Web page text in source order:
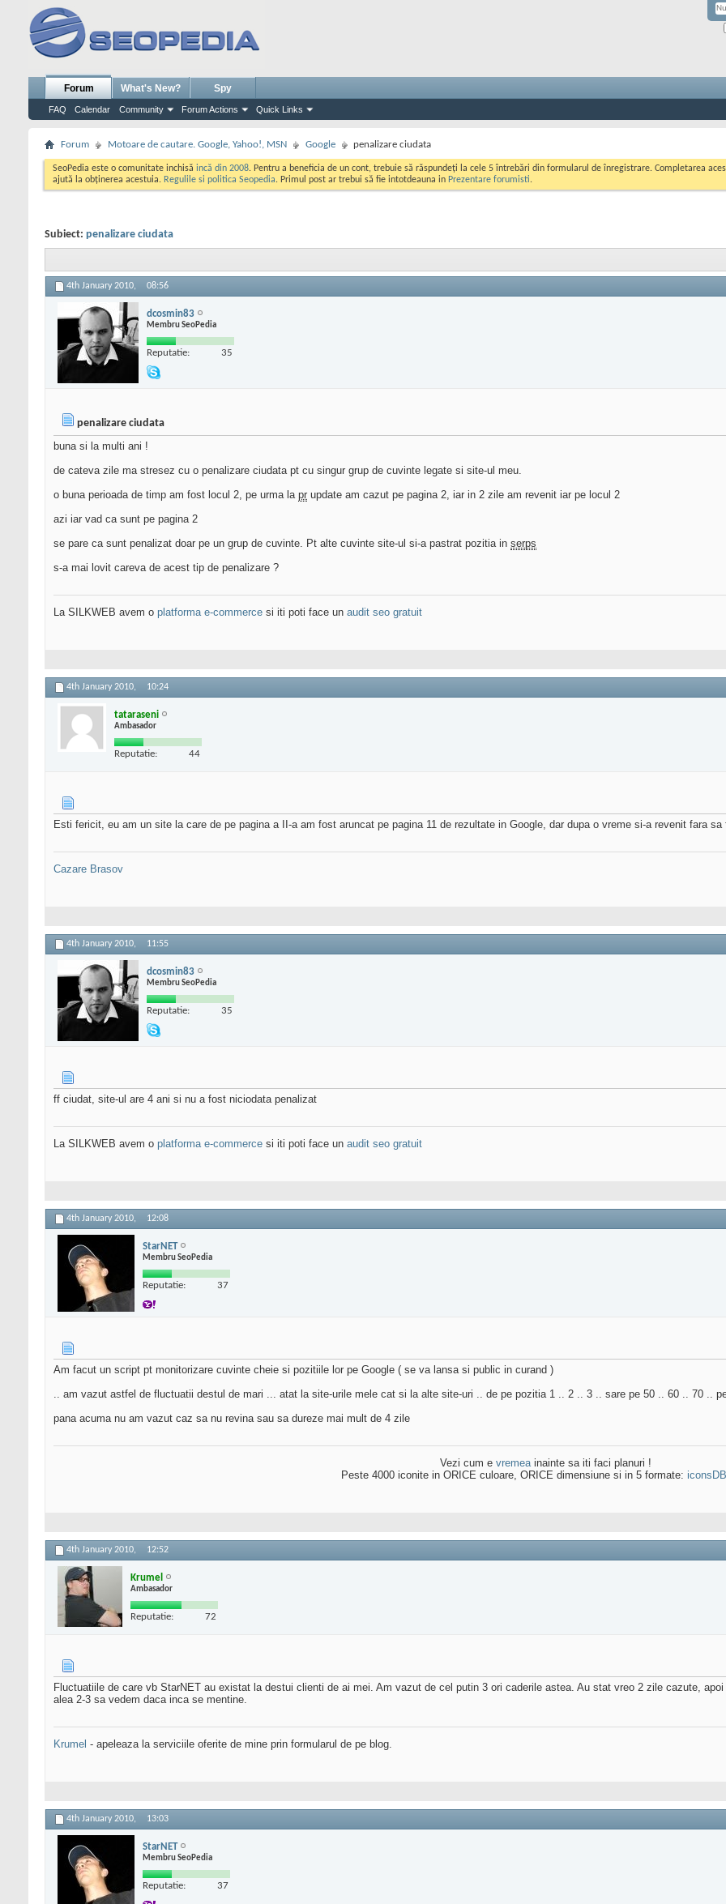
Forum
FAQ Calendar Community Forum Actions Quick Links
What's New? Spy
Forum Motoare de cautare. Google, Yahoo!, MSN Google penalizare ciudata
SeoPedia este o comunitate inchisă incă din 2008. Pentru a beneficia de un cont, trebuie să răspundeți la cele 5 întrebări din formularul de înregistrare. Completarea
ajută la obținerea acestuia. Regulile si politica Seopedia. Primul post ar trebui să fie intotdeauna in Prezentare forumisti.
Subiect: penalizare ciudata
4th January 2010, 08:56
dcosmin83
Membru SeoPedia
Reputatie: 35
penalizare ciudata
buna si la multi ani !
de cateva zile ma stresez cu o penalizare ciudata pt cu singur grup de cuvinte legate si site-ul meu.
o buna perioada de timp am fost locul 2, pe urma la pr update am cazut pe pagina 2, iar in 2 zile am revenit iar pe locul 2
azi iar vad ca sunt pe pagina 2
se pare ca sunt penalizat doar pe un grup de cuvinte. Pt alte cuvinte site-ul si-a pastrat pozitia in serps
s-a mai lovit careva de acest tip de penalizare ?
La SILKWEB avem o platforma e-commerce si iti poti face un audit seo gratuit
4th January 2010, 10:24
tataraseni
Ambasador
Reputatie: 44
Esti fericit, eu am un site la care de pe pagina a II-a am fost aruncat pe pagina 11 de rezultate in Google, dar dupa o vreme si-a revenit fara
Cazare Brasov
4th January 2010, 11:55
dcosmin83
Membru SeoPedia
Reputatie: 35
ff ciudat, site-ul are 4 ani si nu a fost niciodata penalizat
La SILKWEB avem o platforma e-commerce si iti poti face un audit seo gratuit
4th January 2010, 12:08
StarNET
Membru SeoPedia
Reputatie: 37
Am facut un script pt monitorizare cuvinte cheie si pozitiile lor pe Google ( se va lansa si public in curand )
.. am vazut astfel de fluctuatii destul de mari ... atat la site-urile mele cat si la alte site-uri .. de pe pozitia 1 .. 2 .. 3 .. sare pe 50 .. 60 .. 70 ..
pana acuma nu am vazut caz sa nu revina sau sa dureze mai mult de 4 zile
Vezi cum e vremeainainte sa iti faci planuri !
Peste 4000 iconite in ORICE culoare, ORICE dimensiune si in 5 formate:
4th January 2010, 12:52
Krumel
Ambasador
Reputatie: 72
Fluctuatiile de care vb StarNET au existat la destui clienti de ai mei. Am vazut de cel putin 3 ori caderile astea. Au stat vreo 2 zile cazute,
alea 2-3 sa vedem daca inca se mentine.
Krumel - apeleaza la serviciile oferite de mine prin formularul de pe blog.
4th January 2010, 13:03
StarNET
Membru SeoPedia
Reputatie: 37